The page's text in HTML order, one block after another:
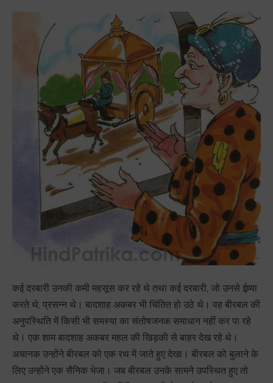
कई दरबारी उनकी कमी महसूस कर रहे थे तथा कई दरबारी, जो उनसे ईष्र्या
करते थे, प्रसन्न थे। बादशाह अकबर भी चिंतित हो उठे थे। वह बीरबल की
अनुपस्थिति में किसी भी समस्या का संतोषजनक समाधान नहीं कर पा रहे
थे। एक शाम बादशाह अकबर महल की खिड़की से बाहर देख रहे थे।
अचानक उन्होंने बीरबल को एक रथ में जाते हुए देखा। बीरबल को बुलाने के
लिए उन्होंने एक सैनिक भेजा। जब बीरबल उनके सामने उपस्थित हुए तो